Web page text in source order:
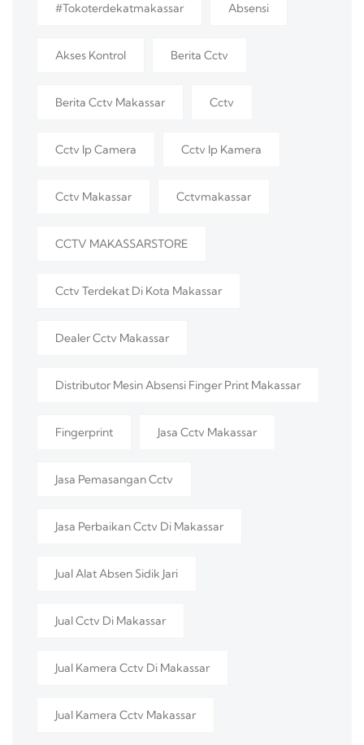
#tokoterdekatmakassar Absensi
Akses Kontrol Berita Cctv
Berita Cctv Makassar Cctv
Cctv Ip Camera Cctv Ip Kamera
Cctv Makassar Cctvmakassar
CCTV MAKASSARSTORE
Cctv Terdekat Di Kota Makassar
Dealer Cctv Makassar
Distributor Mesin Absensi Finger Print Makassar
Fingerprint Jasa Cctv Makassar
Jasa Pemasangan Cctv
Jasa Perbaikan Cctv Di Makassar
Jual Alat Absen Sidik Jari
Jual Cctv Di Makassar
Jual Kamera Cctv Di Makassar
Jual Kamera Cctv Makassar